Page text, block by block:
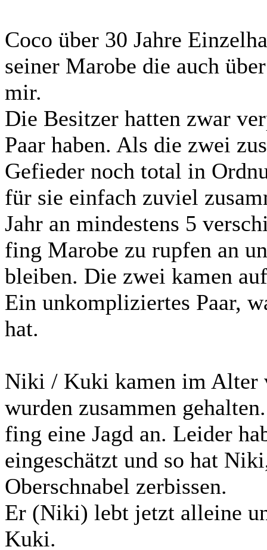
Coco über 30 Jahre
seiner Marobe die auch
mir.
Die Besitzer hatten zwar
Paar haben. Als die zwei
Gefieder noch total in
für sie einfach zuviel
Jahr an mindestens 5
fing Marobe zu rupfen an
bleiben. Die zwei kamen
Ein unkompliziertes Paar,
hat.
Niki / Kuki kamen im Alter
wurden zusammen
fing eine Jagd an. Leider
eingeschätzt und so hat
Oberschnabel zerbissen.
Er (Niki) lebt jetzt alleine
Kuki.